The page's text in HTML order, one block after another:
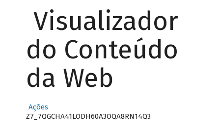
Visualizador
do Conteúdo
da Web
Ações
Z7_7QGCHA41LODH60A3OQA8RN14Q3